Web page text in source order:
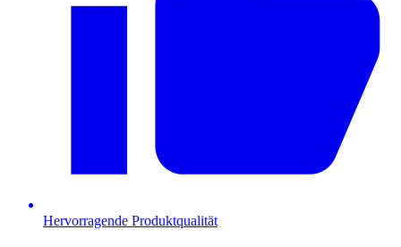
Hervorragende Produktqualität